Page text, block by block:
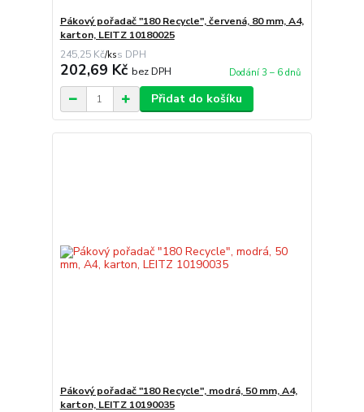
Pákový pořadač "180 Recycle", červená, 80 mm, A4,
karton, LEITZ 10180025
245,25 Kč/ks
202,69 Kč bez DPH Dodání 3 – 6 dnů
Přidat do košíku
Pákový pořadač "180 Recycle", modrá, 50 mm, A4,
karton, LEITZ 10190035